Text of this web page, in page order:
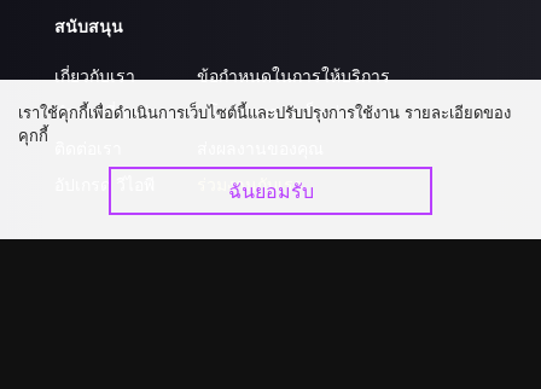
สนับสนุน
เกี่ยวกับเรา
คำถามที่พบบ่อย
ข้อกำหนดในการให้บริการ
นโยบายความเป็นส่วนตัว
ร่วมงานกับเรา
เราใช้คุกกี้เพื่อดำเนินการเว็บไซต์นี้และปรับปรุงการใช้งาน รายละเอียดของ
คุกกี้
ฉันยอมรับ